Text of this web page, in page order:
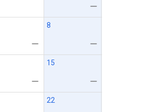
ー
ー
8
ー
ー
15
ー
22